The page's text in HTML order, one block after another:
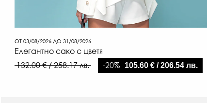
ОТ 03/08/2026 ДО 31/08/2026
Елегантно сако с цветя
132.00 € / 258.17 лв.
-20% 105.60 € / 206.54 лв.